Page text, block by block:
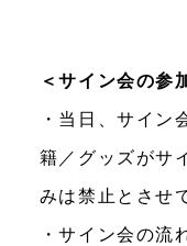
＜サイン会の参
・当日、サイン
籍／グッズがサ
みは禁止とさせ
・サイン会の流